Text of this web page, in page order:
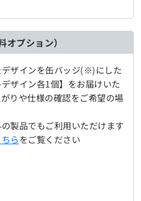
プション）
ザインを缶バッジ(※)にした
ザイン各1個】をお届けいた
りや仕様の確認をご希望の場
製品でもご利用いただけます
らをご覧ください